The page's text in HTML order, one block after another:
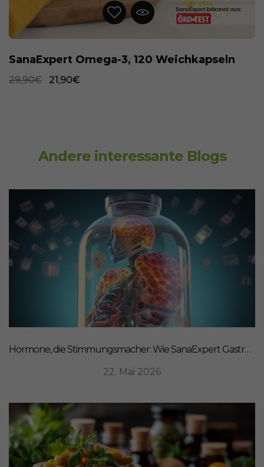
SanaExpert Omega-3, 120 Weichkapseln
29,90€ 21,90€
Andere interessante Blogs
Hormone, die Stimmungsmacher: Wie SanaExpert Gastro Forte Ihre Darm-Hirn-Verbindung unterstützt
22. Mai 2026